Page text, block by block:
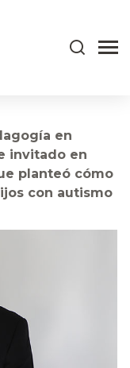
en
invitado en
planteó cómo
con autismo